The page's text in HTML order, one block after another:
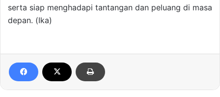
serta siap menghadapi tantangan dan peluang di masa
depan. (Ika)